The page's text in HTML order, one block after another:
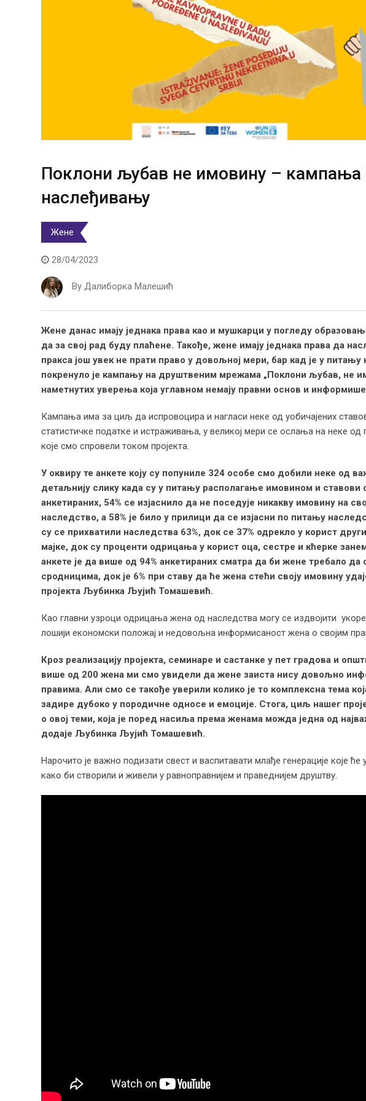
Поклони љубав не имовину –
наслеђивању
Жене
28/04/2023
By Далиборка Малешић
Жене данас имају једнака права као и мушкарци у погледу
да за свој рад буду плаћене. Такође, жене имају једнака права да
пракса још увек не прати право у довољној мери, бар кад је у
покренуло је кампању на друштвеним мрежама „Поклони љубав, не
наметнутих уверења која углавном немају правни основ и
Кампања има за циљ да испровоцира и нагласи неке од уобичајених
статистичке податке и истраживања, у великој мери се ослања на неке од
које смо спровели током пројекта.
У оквиру те анкете коју су попуниле 324 особе смо добили неке од
детаљнију слику када су у питању располагање имовином и ставови
анкетираних, 54% се изјаснило да не поседује никакву имовину на
наследство, а 58% је било у прилици да се изјасни по питању
су се прихватили наследства 63%, док се 37% одрекло у корист
мајке, док су проценти одрицања у корист оца, сестре и кћерке
анкете је да више од 94% анкетираних сматра да би жене требало
сродницима, док је 6% при ставу да ће жена стећи своју имовину
пројекта Љубинка Љујић Томашевић.
Као главни узроци одрицања жена од наследства могу се издвојити
лошији економски положај и недовољна информисаност жена о својим
Кроз реализацију пројекта, семинаре и састанке у пет градова и
више од 200 жена ми смо увидели да жене заиста нису довољно
правима. Али смо се такође уверили колико је то комплексна тема
задире дубоко у породичне односе и емоције. Стога, циљ нашег
о овој теми, која је поред насиља према женама можда једна од
додаје Љубинка Љујић Томашевић.
Нарочито је важно подизати свест и васпитавати млађе генерације које
како би створили и живели у равноправнијем и праведнијем друштву.